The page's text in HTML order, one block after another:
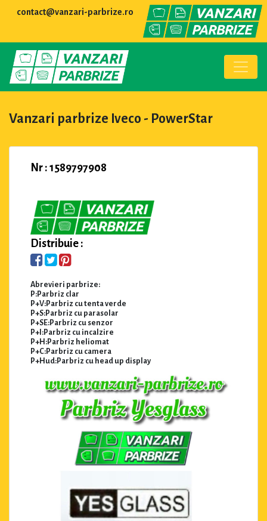
contact@vanzari-parbrize.ro
Vanzari parbrize Iveco - PowerStar
Nr : 1589797908
Distribuie :
Abrevieri parbrize:
P:Parbriz clar
P+V:Parbriz cu tenta verde
P+S:Parbriz cu parasolar
P+SE:Parbriz cu senzor
P+I:Parbriz cu incalzire
P+H:Parbriz heliomat
P+C:Parbriz cu camera
P+Hud:Parbriz cu head up display